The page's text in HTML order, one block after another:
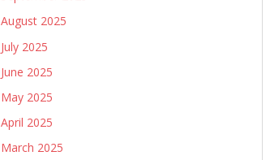
August 2025
July 2025
June 2025
May 2025
April 2025
March 2025